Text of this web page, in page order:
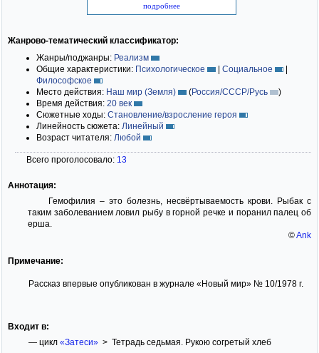
подробнее
Жанрово-тематический классификатор:
Жанры/поджанры: Реализм
Общие характеристики: Психологическое | Социальное
|
Философское
Место действия: Наш мир (Земля) (Россия/СССР/Русь
)
Время действия: 20 век
Сюжетные ходы: Становление/взросление героя
Линейность сюжета: Линейный
Возраст читателя: Любой
Всего проголосовало: 13
Аннотация:
Гемофилия – это болезнь, несвёртываемость крови. Рыбак с
таким заболеванием ловил рыбу в горной речке и поранил палец об
ерша.
©Ank
Примечание:
Рассказ впервые опубликован в журнале «Новый мир» № 10/1978 г.
Входит в:
— цикл «Затеси»> Тетрадь седьмая. Рукою согретый хлеб